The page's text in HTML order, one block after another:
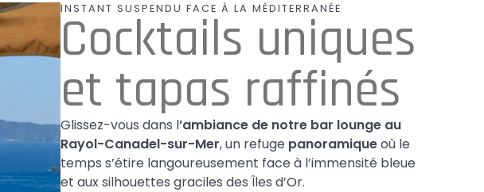
INSTANT SUSPENDU FACE À LA MÉDITERRANÉE
Cocktails uniques
et tapas raffinés
Glissez-vous dans l’ambiance de notre bar lounge au
Rayol-Canadel-sur-Mer, un refuge panoramiqueoù le
temps s’étire langoureusement face à l’immensité bleue
et aux silhouettes graciles des Îles d’Or.